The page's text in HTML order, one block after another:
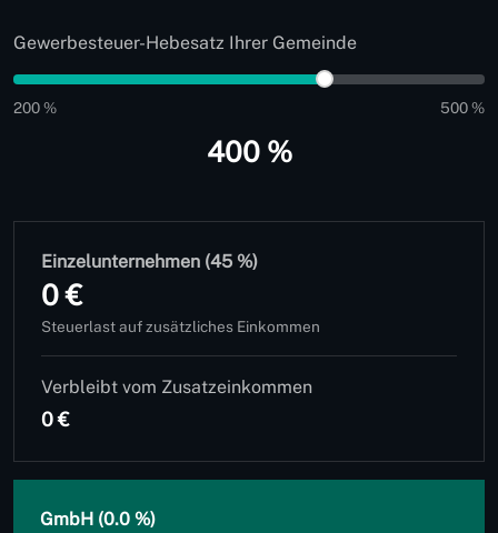
Gewerbesteuer-Hebesatz Ihrer Gemeinde
200 % 500 %
400 %
Einzelunternehmen (45 %)
0 €
Steuerlast auf zusätzliches Einkommen
Verbleibt vom Zusatzeinkommen
0 €
GmbH (0.0 %)